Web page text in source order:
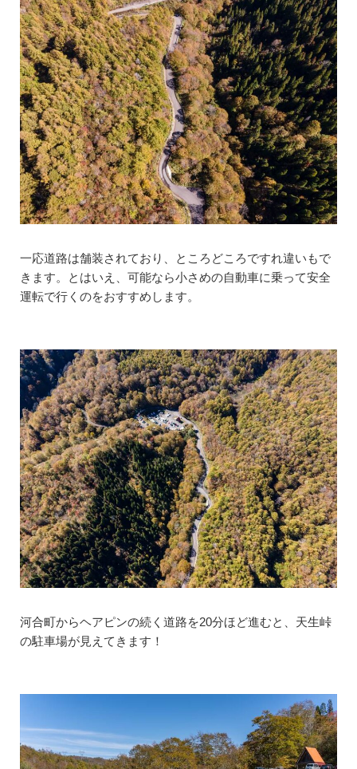
一応道路は舗装されており、ところどころですれ違いもで
きます。とはいえ、可能なら小さめの自動車に乗って安全
運転で行くのをおすすめします。
河合町からヘアピンの続く道路を20分ほど進むと、天生峠
の駐車場が見えてきます！